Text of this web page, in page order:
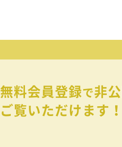
無料会員登録で非
ご覧いただけます！